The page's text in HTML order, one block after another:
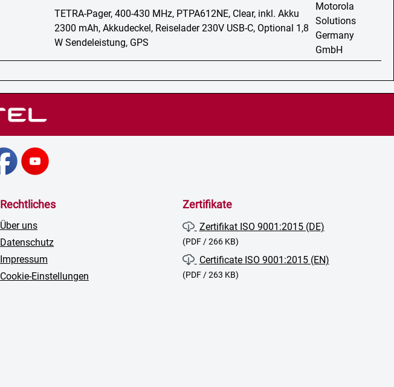
TETRA-Pager, 400-430 MHz, PTPA612NE, Clear, inkl. Akku
2300 mAh, Akkudeckel, Reiselader 230V USB-C, Optional 1,8
W Sendeleistung, GPS
Motorola
Solutions
Germany
GmbH
Rechtliches
Über uns
Datenschutz
Impressum
Cookie-Einstellungen
Zertifikate
Zertifikat ISO 9001:2015 (DE)
(PDF / 266 KB)
Certificate ISO 9001:2015 (EN)
(PDF / 263 KB)